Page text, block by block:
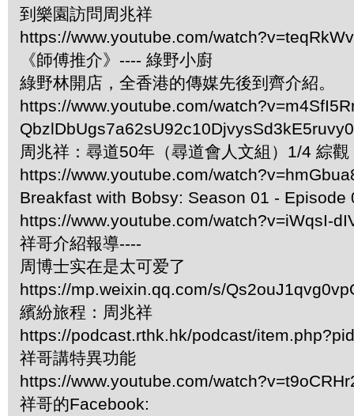
到樂園訪問周兆祥
https://www.youtube.com/
《師傅推介》---- 綠野小廚
綠野林開店，全香港的傳媒先後到齊介紹。
https://www.youtube.com/
周兆祥：尋道50年（尋道會人文組）1/4 綜
https://www.youtube.com/
Breakfast with Bobsy: Season 01 -
https://www.youtube.com/watch?v=iWqsI-
祥哥介紹報導----
周博士实在是太可爱了
https://mp.weixin.qq.com/s/
繽紛旅程：周兆祥
https://podcast.rthk.hk/podcast/
祥哥講特異功能
https://www.youtube.com/
祥哥的Facebook: